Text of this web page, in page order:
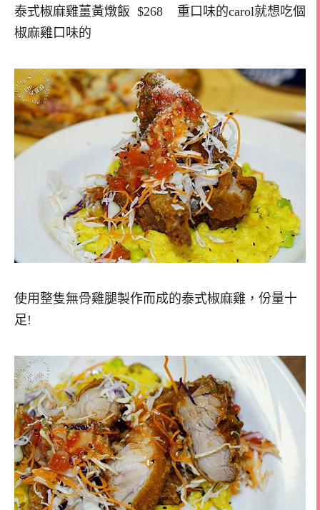
泰式椒麻雞薑黃燉飯 $268 重口味的carol就想吃個
椒麻雞口味的
使用整隻無骨雞腿製作而成的泰式椒麻雞，份量十
足!